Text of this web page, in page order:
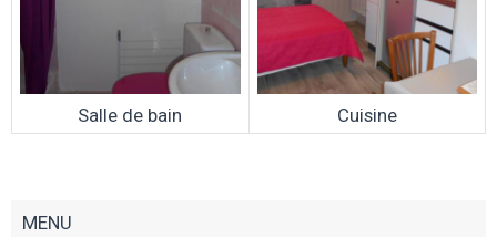
Salle de bain Cuisine
MENU